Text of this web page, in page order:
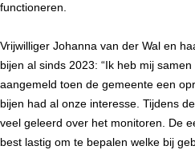
functioneren.
Vrijwilliger Johanna van der Wal en
bijen al sinds 2023: “Ik heb mij
aangemeld toen de gemeente een
bijen had al onze interesse. Tijdens
veel geleerd over het monitoren. De
best lastig om te bepalen welke bij